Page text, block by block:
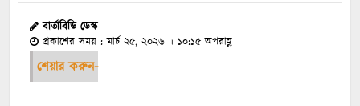
বার্তাবিডি ডেস্ক
প্রকাশের সময় : মার্চ ২৫, ২০২৬ । ১০:১৫ অপরাহ্ণ
শেয়ার করুন-